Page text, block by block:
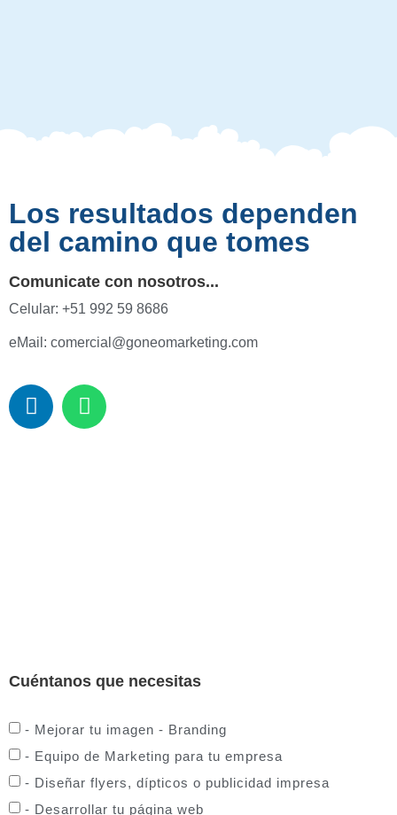
Los resultados dependen
del camino que tomes
Comunicate con nosotros...
Celular: +51 992 59 8686
eMail: comercial@goneomarketing.com
Cuéntanos que necesitas
- Mejorar tu imagen - Branding
- Equipo de Marketing para tu empresa
- Diseñar flyers, dípticos o publicidad impresa
- Desarrollar tu página web